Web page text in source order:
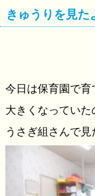
きゅうりを見た
今日は保育園で
大きくなっていた
うさぎ組さんで